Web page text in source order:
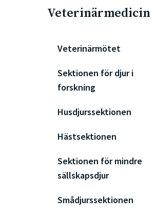
Veterinärmedicin
Veterinärmötet
Sektionen för djur i
forskning
Husdjurssektionen
Hästsektionen
Sektionen för mindre
sällskapsdjur
Smådjurssektionen